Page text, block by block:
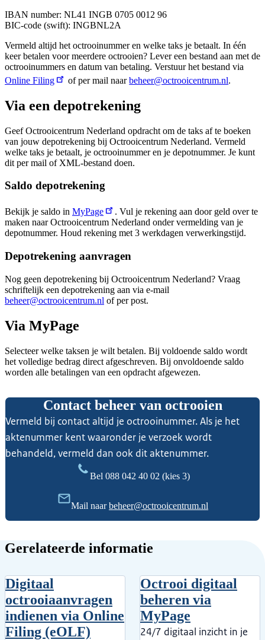
IBAN number: NL41 INGB 0705 0012 96
BIC-code (swift): INGBNL2A
Vermeld altijd het octrooinummer en welke taks je betaalt. In één
keer betalen voor meerdere octrooien? Lever een bestand aan met de
octrooinummers en datum van betaling. Verstuur het bestand via
Online Filing
of per mail naarbeheer@octrooicentrum.nl.
Via een depotrekening
Geef Octrooicentrum Nederland opdracht om de taks af te boeken
van jouw depotrekening bij Octrooicentrum Nederland. Vermeld
welke taks je betaalt, je octrooinummer en je depotnummer. Je kunt
dit per mail of XML-bestand doen.
Saldo depotrekening
Bekijk je saldo in MyPage
. Vul je rekening aan door geld over te
maken naar Octrooicentrum Nederland onder vermelding van je
depotnummer. Houd rekening met 3 werkdagen verwerkingstijd.
Depotrekening aanvragen
Nog geen depotrekening bij Octrooicentrum Nederland? Vraag
schriftelijk een depotrekening aan via e-mail
beheer@octrooicentrum.nl of per post.
Via MyPage
Selecteer welke taksen je wilt betalen. Bij voldoende saldo wordt
het volledige bedrag direct afgeschreven. Bij onvoldoende saldo
worden alle betalingen van een opdracht afgewezen.
Contact beheer van octrooien
Vermeld bij contact altijd je octrooinummer. Als je het
aktenummer kent waaronder je verzoek wordt
behandeld, vermeld dan ook dit aktenummer.
Bel 088 042 40 02 (kies 3)
Mail naarbeheer@octrooicentrum.nl
Gerelateerde informatie
Digitaal
octrooiaanvragen
indienen via Online
Filing (eOLF)
Octrooi digitaal
beheren via
MyPage
24/7 digitaal inzicht in je